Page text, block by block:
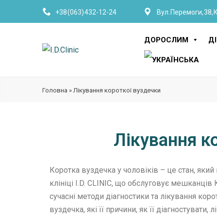
+38 (063) 432-12-24 Вул. Перемоги, 38,
ДОРОСЛИМ
Головна » Лікування короткої вуздечки
Лікування
Коротка вуздечка у чоловіків – це стан,
клініці I.D. CLINIC, що обслуговує
сучасні методи діагностики та лікування
вуздечка, які її причини, як її